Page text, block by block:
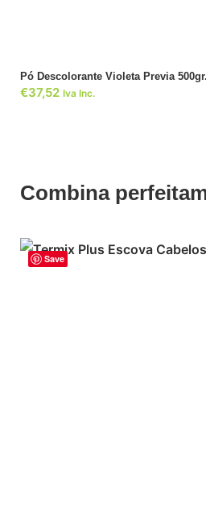
Pó Descolorante Violeta Previa 500gr.
€37,52 Iva Inc.
Combina
Save